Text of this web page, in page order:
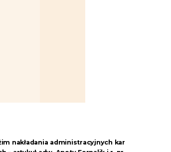
nakładania administracyjnych kar